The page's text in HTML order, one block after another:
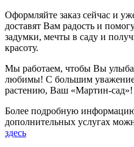
Оформляйте заказ сейчас и
доставят Вам радость и
задумки, мечты в саду и
красоту.
Мы работаем, чтобы Вы
любимы! С большим
растению, Ваш «Мартин-сад»!
Более подробную
дополнительных услугах
здесь